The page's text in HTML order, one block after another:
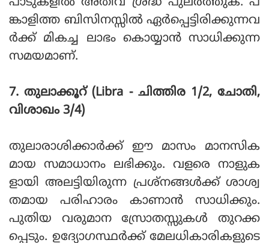
ങ്കാളിത്ത ബിസിനസ്സില്‍ ഏര്‍പ്പെട്ടിരിക്കുന്നവ
ര്‍ക്ക് മികച്ച ലാഭം കൊയ്യാന്‍ സാധിക്കുന്ന
സമയമാണ്.
7. തുലാക്കൂറ് (Libra - ചിത്തിര 1/2, ചോതി,
വിശാഖം 3/4)
തുലാരാശിക്കാര്‍ക്ക് ഈ മാസം മാനസിക
മായ സമാധാനം ലഭിക്കും. വളരെ നാളുക
ളായി അലട്ടിയിരുന്ന പ്രശ്‌നങ്ങള്‍ക്ക് ശാശ്വ
തമായ പരിഹാരം കാണാന്‍ സാധിക്കും.
പുതിയ വരുമാന സ്രോതസ്സുകള്‍ തുറക്ക
പ്പെടും. ഉദ്യോഗസ്ഥര്‍ക്ക് മേലധികാരികളുടെ